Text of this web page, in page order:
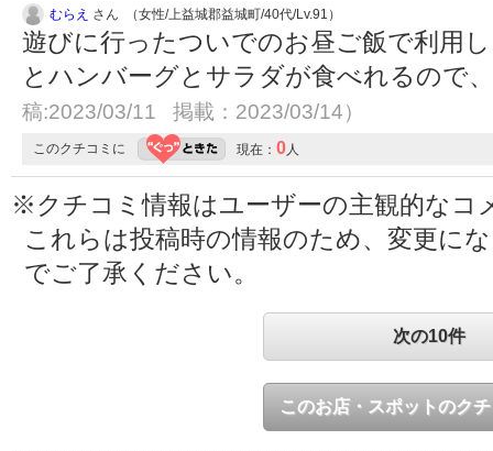
むらえ さん （女性/上益城郡益城町/40代/Lv.91）
遊びに行ったついでのお昼ご飯で利用
とハンバーグとサラダが食べれるので
稿:2023/03/11 掲載：2023/03/14）
このクチコミに 現在： 0人
※クチコミ情報はユーザーの主観的なコ
これらは投稿時の情報のため、変更に
でご了承ください。
次の10件
このお店・スポットのク